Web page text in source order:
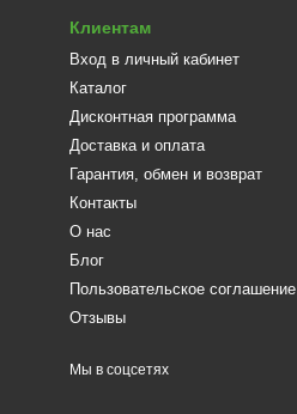
Клиентам
Вход в личный кабинет
Каталог
Дисконтная программа
Доставка и оплата
Гарантия, обмен и возврат
Контакты
О нас
Блог
Пользовательское соглашение
Отзывы
Мы в соцсетях